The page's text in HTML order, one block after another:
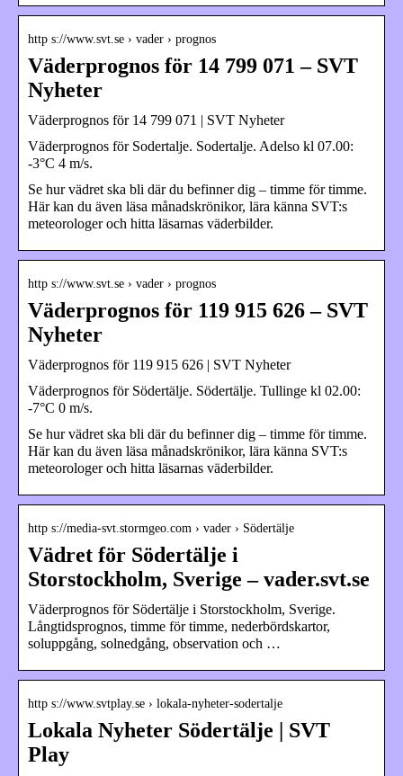
http s://www.svt.se › vader › prognos
Väderprognos för 14 799 071 – SVT
Nyheter
Väderprognos för 14 799 071 | SVT Nyheter
Väderprognos för Sodertalje. Sodertalje. Adelso kl 07.00:
-3°C 4 m/s.
Se hur vädret ska bli där du befinner dig – timme för timme.
Här kan du även läsa månadskrönikor, lära känna SVT:s
meteorologer och hitta läsarnas väderbilder.
http s://www.svt.se › vader › prognos
Väderprognos för 119 915 626 – SVT
Nyheter
Väderprognos för 119 915 626 | SVT Nyheter
Väderprognos för Södertälje. Södertälje. Tullinge kl 02.00:
-7°C 0 m/s.
Se hur vädret ska bli där du befinner dig – timme för timme.
Här kan du även läsa månadskrönikor, lära känna SVT:s
meteorologer och hitta läsarnas väderbilder.
http s://media-svt.stormgeo.com › vader › Södertälje
Vädret för Södertälje i
Storstockholm, Sverige – vader.svt.se
Väderprognos för Södertälje i Storstockholm, Sverige.
Långtidsprognos, timme för timme, nederbördskartor,
soluppgång, solnedgång, observation och …
http s://www.svtplay.se › lokala-nyheter-sodertalje
Lokala Nyheter Södertälje | SVT
Play